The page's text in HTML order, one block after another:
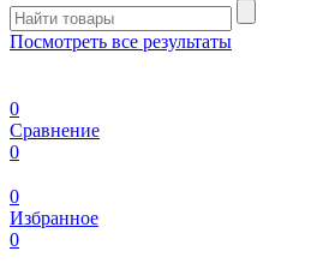
Посмотреть все результаты
0
Сравнение
0
0
Избранное
0